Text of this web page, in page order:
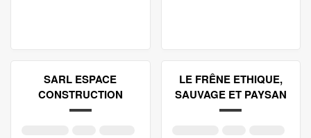
SARL ESPACE
CONSTRUCTION
LE FRÊNE ETHIQUE,
SAUVAGE ET PAYSAN